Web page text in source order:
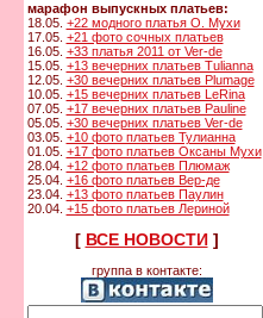
марафон выпускных платьев:
18.05. +22 модного платья О. Мухи
17.05. +21 фото сочных платьев
16.05. +33 платья 2011 от Ver-de
15.05. +13 вечерних платьев Tulianna
12.05. +30 вечерних платьев Plumage
10.05. +15 вечерних платьев LeRina
07.05. +17 вечерних платьев Pauline
05.05. +30 вечерних платьев Ver-de
03.05. +10 фото платьев Тулианна
01.05. +17 фото платьев Оксаны Мухи
28.04. +12 фото платьев Плюмаж
25.04. +16 фото платьев Вер-де
23.04. +13 фото платьев Паулин
20.04. +15 фото платьев Лериной
[ ВСЕ НОВОСТИ]
группа в контакте: